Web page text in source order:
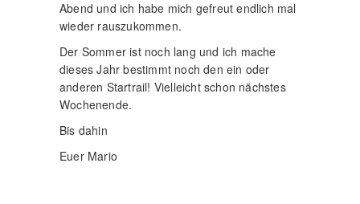
Abend und ich habe mich gefreut endlich mal
wieder rauszukommen.
Der Sommer ist noch lang und ich mache
dieses Jahr bestimmt noch den ein oder
anderen Startrail! Vielleicht schon nächstes
Wochenende.
Bis dahin
Euer Mario